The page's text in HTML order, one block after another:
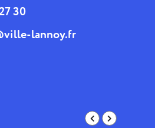
30
lannoy.fr